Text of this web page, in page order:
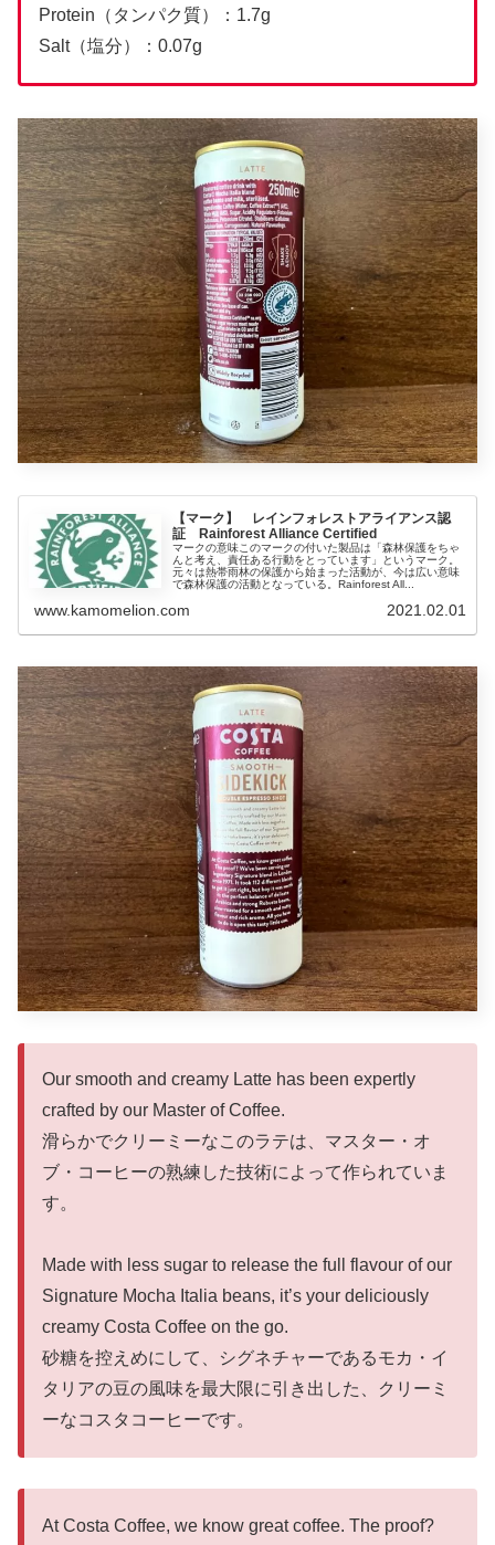
Protein（タンパク質）：1.7g
Salt（塩分）：0.07g
【マーク】 レインフォレストアライアンス認
証 Rainforest Alliance Certified
マークの意味このマークの付いた製品は「森林保護をちゃ
んと考え、責任ある行動をとっています」というマーク。
元々は熱帯雨林の保護から始まった活動が、今は広い意味
で森林保護の活動となっている。Rainforest All...
www.kamomelion.com 2021.02.01
Our smooth and creamy Latte has been expertly
crafted by our Master of Coffee.
滑らかでクリーミーなこのラテは、マスター・オ
ブ・コーヒーの熟練した技術によって作られていま
す。
Made with less sugar to release the full flavour of our
Signature Mocha Italia beans, it’s your deliciously
creamy Costa Coffee on the go.
砂糖を控えめにして、シグネチャーであるモカ・イ
タリアの豆の風味を最大限に引き出した、クリーミ
ーなコスタコーヒーです。
At Costa Coffee, we know great coffee. The proof?